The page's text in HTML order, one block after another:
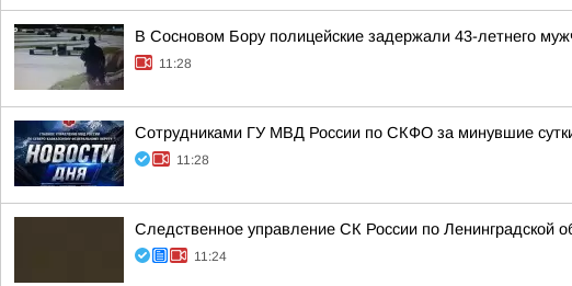
В Сосновом Бору полицейские задержали 43-летнего
11:28
Сотрудниками ГУ МВД России по СКФО за минувшие
11:28
Следственное управление СК России по Ленинградской
11:24